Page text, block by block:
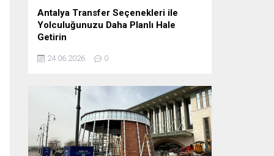
Antalya Transfer Seçenekleri ile
Yolculuğunuzu Daha Planlı Hale
Getirin
önemli detaylardan biri, varış noktasında
Antalya gibi uluslararası yoğunluğu yüksek
bir destinasyonda, havalimanından otellere
veya şehir içi noktalara ulaşımın önceden
planlanması büyük kolaylık sağlar.
Günümüzde birçok ziyaretçi, klasik ulaşım
yöntemleri yerine önceden organize edilen
24.06.2026 0